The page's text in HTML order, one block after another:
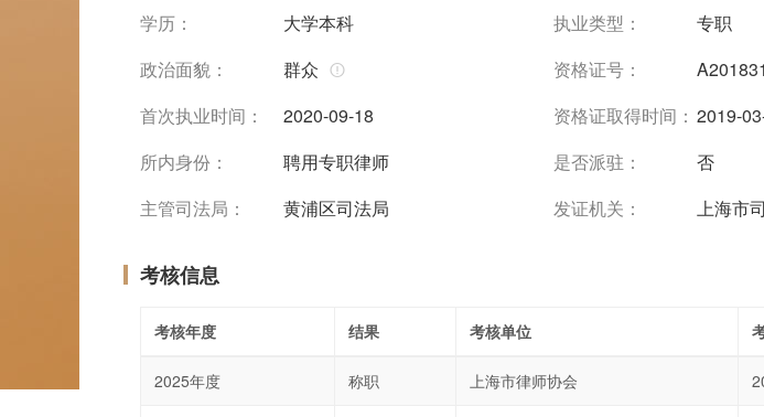
学历：
大学本科 执业类型：
专职
政治面貌：
群众 资格证号：
首次执业时间：
2020-09-18 资格证取得时间： 2019-
所内身份：
聘用专职律师 是否派驻：
否
主管司法局：
黄浦区司法局 发证机关： 上海市
考核信息
考核年度 结果 考核单位
2025年度 称职 上海市律师协会